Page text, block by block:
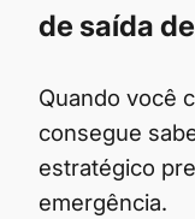
de saída
Quando você
consegue
estratégico
emergência.